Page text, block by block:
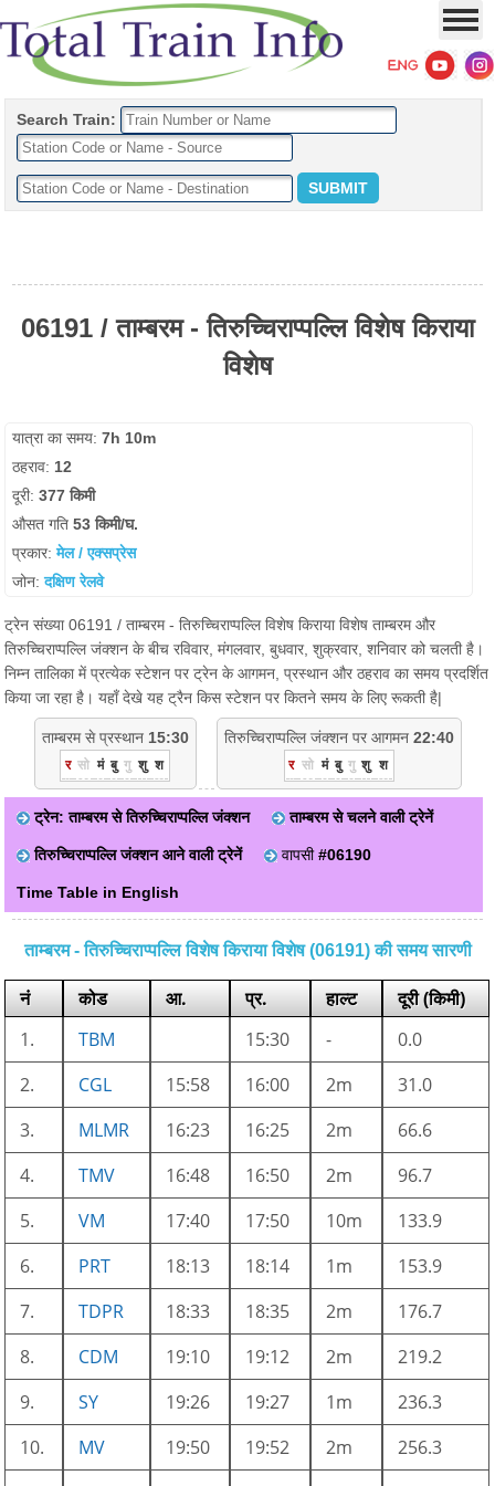
Search Train:
06191 / ताम्बरम - तिरुच्चिराप्पल्लि विशेष किराया
विशेष
यात्रा का समय:7h 10m
ठहराव: 12
दूरी:377 किमी
औसत गति53 किमी/घ.
प्रकार:मेल / एक्सप्रेस
जोन:दक्षिण रेलवे
ट्रेन संख्या 06191 / ताम्बरम - तिरुच्चिराप्पल्लि विशेष किराया विशेष ताम्बरम और
तिरुच्चिराप्पल्लि जंक्शन के बीच रविवार, मंगलवार, बुधवार, शुक्रवार, शनिवार को चलती है।
निम्न तालिका में प्रत्येक स्टेशन पर ट्रेन के आगमन, प्रस्थान और ठहराव का समय प्रदर्शित
किया जा रहा है। यहाँ देखे यह ट्रैन किस स्टेशन पर कितने समय के लिए रूकती है|
ताम्बरम से प्रस्थान 15:30
र सो मं बु गु शु श
तिरुच्चिराप्पल्लि जंक्शन पर आगमन 22:40
र सो मं बु गु शु श
ट्रेन: ताम्बरम से तिरुच्चिराप्पल्लि जंक्शन ताम्बरम से चलने वाली ट्रेनें
तिरुच्चिराप्पल्लि जंक्शन आने वाली ट्रेनें वापसी#06190
Time Table in English
ताम्बरम - तिरुच्चिराप्पल्लि विशेष किराया विशेष (06191) की समय सारणी
नं कोड आ. प्र. हाल्ट
दूरी (किमी)
1.
TBM 15:30 -
0.0
2.
CGL 15:58 16:00 2m
31.0
3.
MLMR 16:23 16:25 2m
66.6
4.
TMV 16:48 16:50 2m
96.7
5.
VM 17:40 17:50 10m
133.9
6.
PRT 18:13 18:14 1m
153.9
7.
TDPR 18:33 18:35 2m
176.7
8.
CDM 19:10 19:12 2m
219.2
9.
SY 19:26 19:27 1m
236.3
10.
MV 19:50 19:52 2m
256.3